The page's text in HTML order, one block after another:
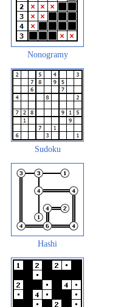
Nonogramy
Sudoku
Hashi